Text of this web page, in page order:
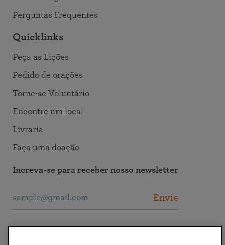
Perguntas Frequentes
Quicklinks
Peça as Lições
Pedido de orações
Torne-se Voluntário
Encontre um local
Livraria
Faça uma doação
Increva-se para receber nosso newsletter
Envie